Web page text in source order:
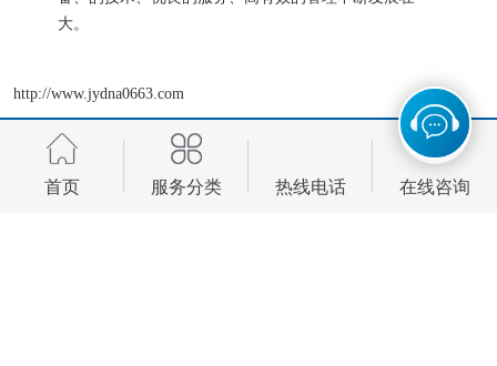
大。
http://www.jydna0663.com
首页 服务分类 热线电话 在线咨询